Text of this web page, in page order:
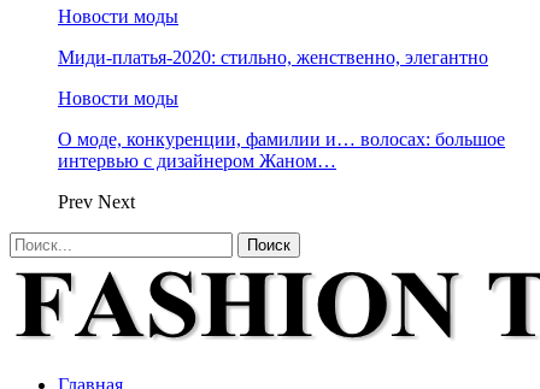
Новости моды
Миди-платья-2020: стильно, женственно, элегантно
Новости моды
О моде, конкуренции, фамилии и… волосах: большое
интервью с дизайнером Жаном…
Prev Next
Главная